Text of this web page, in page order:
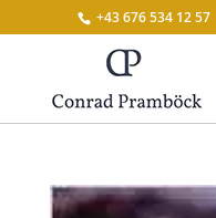
+43 676 534 12 57